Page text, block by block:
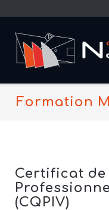
Formation
Certificat
(CQPIV)